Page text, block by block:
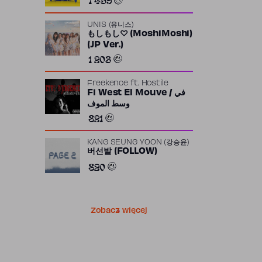
UNIS (유니스)
もしもし♡ (MoshiMoshi)
(JP Ver.)
1 203
Freekence ft. Hostile
Fi West El Mouve / في
وسط الموف
821
KANG SEUNG YOON (강승윤)
버선발 (FOLLOW)
820
Zobacz więcej